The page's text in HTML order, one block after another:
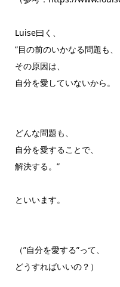
Luise曰く、
”目の前のいかなる問題も、
その原因は、
自分を愛していないから。
どんな問題も、
自分を愛することで、
解決する。”
といいます。
（”自分を愛する”って、
どうすればいいの？）